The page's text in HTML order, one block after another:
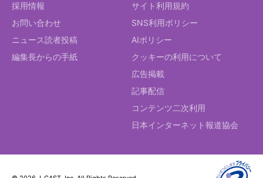
採用情報
お問い合わせ
ニュース読者投稿
編集長からの手紙
サイト利用規約
SNS利用ポリシー
AIポリシー
クッキーの利用について
広告掲載
記事配信
コンテンツ二次利用
日本インターネット報道協会